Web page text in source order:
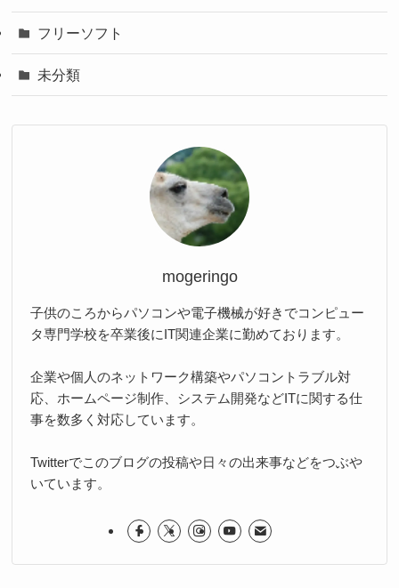
フリーソフト
未分類
mogeringo
子供のころからパソコンや電子機械が好きでコンピュー
タ専門学校を卒業後にIT関連企業に勤めております。
企業や個人のネットワーク構築やパソコントラブル対
応、ホームページ制作、システム開発などITに関する仕
事を数多く対応しています。
Twitterでこのブログの投稿や日々の出来事などをつぶや
いています。